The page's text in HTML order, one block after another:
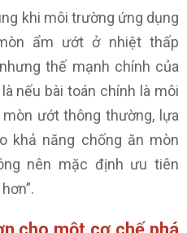
khi môi trường ứng dụng
ẩm ướt ở nhiệt thấp
thế mạnh chính của
nếu bài toán chính là môi
ướt thông thường, lựa
khả năng chống ăn mòn
nên mặc định ưu tiên